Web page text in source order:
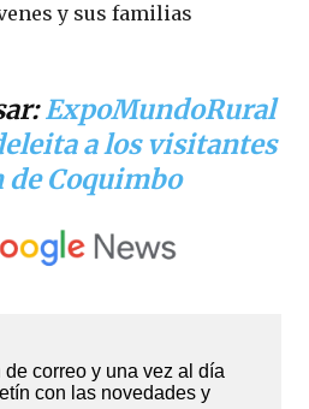
y sus familias
ExpoMundoRural
a los visitantes
de Coquimbo